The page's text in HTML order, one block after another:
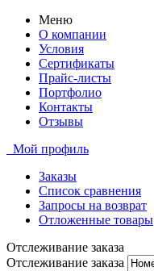
Меню
О компании
Условия
Сертификаты
Прайс-листы
Портфолио
Контакты
Отзывы
Мой профиль
Заказы
Список сравнения
Запросы на возврат
Отложенные товары
Отслеживание заказа
Отслеживание заказа